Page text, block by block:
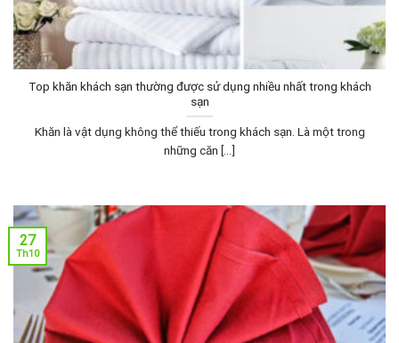
Top khăn khách sạn thường được sử dụng nhiều nhất trong khách
sạn
Khăn là vật dụng không thể thiếu trong khách sạn. Là một trong
những căn [...]
27
Th10